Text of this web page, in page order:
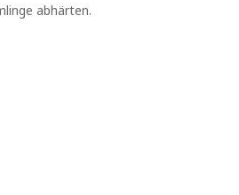
abhärten.